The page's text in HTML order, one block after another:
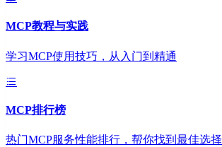
MCP教程与实践
学习MCP使用技巧，从入门到精通
MCP排行榜
热门MCP服务性能排行，帮你找到最佳选择